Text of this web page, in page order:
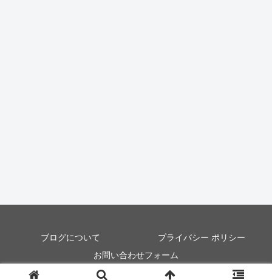
ブログについて
プライバシー ポリシー
お問い合わせフォーム
© 2018-2026 日常グラフィティ.